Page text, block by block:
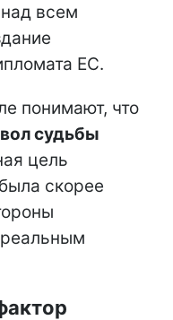
всем
ЕС.
понимают, что
судьбы
цель
скорее